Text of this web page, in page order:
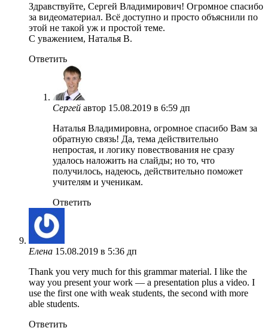
Здравствуйте, Сергей Владимирович! Огромное спасибо
за видеоматериал. Всё доступно и просто объяснили по
этой не такой уж и простой теме.
С уважением, Наталья В.
Ответить
Сергей автор 15.08.2019 в 6:59 дп
Наталья Владимировна, огромное спасибо Вам за
обратную связь! Да, тема действительно
непростая, и логику повествования не сразу
удалось наложить на слайды; но то, что
получилось, надеюсь, действительно поможет
учителям и ученикам.
Ответить
Елена 15.08.2019 в 5:36 дп
Thank you very much for this grammar material. I like the
way you present your work — a presentation plus a video. I
use the first one with weak students, the second with more
able students.
Ответить